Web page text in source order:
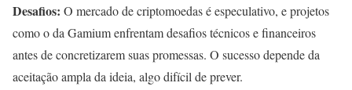
Desafios: O mercado de criptomoedas é especulativo, e projetos
como o da Gamium enfrentam desafios técnicos e financeiros
antes de concretizarem suas promessas. O sucesso depende da
aceitação ampla da ideia, algo difícil de prever.